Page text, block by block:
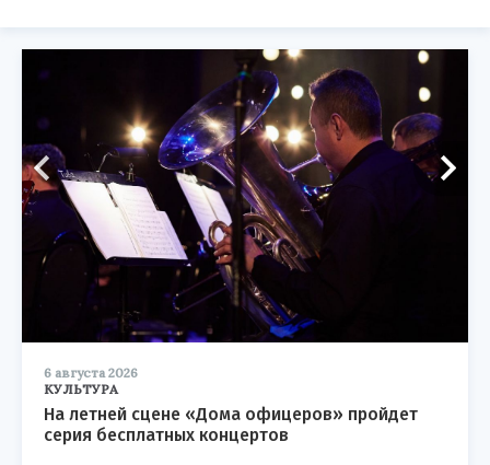
6 августа 2026
КУЛЬТУРА
На летней сцене «Дома офицеров» пройдет
серия бесплатных концертов